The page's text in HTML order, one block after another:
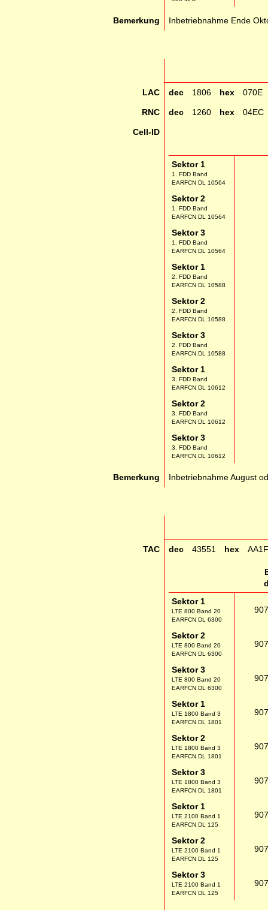
Bemerkung Inbetriebnahme Ende
LAC dec 1806 hex 070E
RNC dec 1260 hex 04EC
Cell-ID
Sektor 1
1. FDD Band
EARFCN DL 10564
Sektor 2
1. FDD Band
EARFCN DL 10564
Sektor 3
1. FDD Band
EARFCN DL 10564
Sektor 1
2. FDD Band
EARFCN DL 10588
Sektor 2
2. FDD Band
EARFCN DL 10588
Sektor 3
2. FDD Band
EARFCN DL 10588
Sektor 1
3. FDD Band
EARFCN DL 10612
Sektor 2
3. FDD Band
EARFCN DL 10612
Sektor 3
3. FDD Band
EARFCN DL 10612
Bemerkung Inbetriebnahme August
TAC dec 43551 hex AA1F
Sektor 1
LTE 800 Band 20
EARFCN DL 6300
Sektor 2
LTE 800 Band 20
EARFCN DL 6300
Sektor 3
LTE 800 Band 20
EARFCN DL 6300
Sektor 1
LTE 1800 Band 3
EARFCN DL 1801
Sektor 2
LTE 1800 Band 3
EARFCN DL 1801
Sektor 3
LTE 1800 Band 3
EARFCN DL 1801
Sektor 1
LTE 2100 Band 1
EARFCN DL 125
Sektor 2
LTE 2100 Band 1
EARFCN DL 125
Sektor 3
LTE 2100 Band 1
EARFCN DL 125